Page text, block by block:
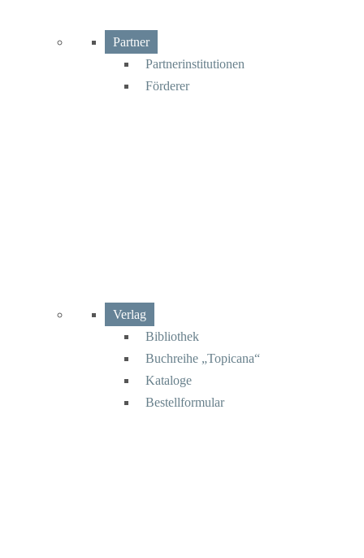
Partner
Partnerinstitutionen
Förderer
Verlag
Bibliothek
Buchreihe „Topicana“
Kataloge
Bestellformular